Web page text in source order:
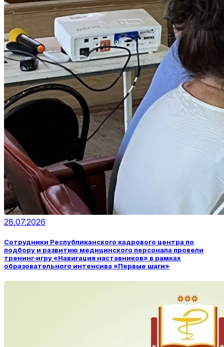
28.07.2026
Сотрудники Республиканского кадрового центра по
подбору и развитию медицинского персонала провели
тренинг‑игру «Навигация наставников» в рамках
образовательного интенсива «Первые шаги»